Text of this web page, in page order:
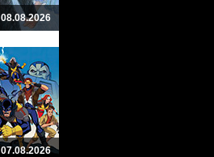
08.08.2026
07.08.2026